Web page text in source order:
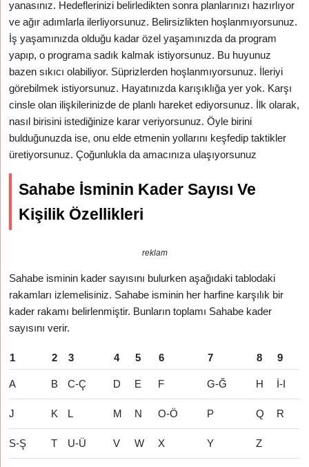
yanasınız. Hedeflerinizi belirledikten sonra planlarınızı hazırlıyor
ve ağır adımlarla ilerliyorsunuz. Belirsizlikten hoşlanmıyorsunuz.
İş yaşamınızda olduğu kadar özel yaşamınızda da program
yapıp, o programa sadık kalmak istiyorsunuz. Bu huyunuz
bazen sıkıcı olabiliyor. Süprizlerden hoşlanmıyorsunuz. İleriyi
görebilmek istiyorsunuz. Hayatınızda karışıklığa yer yok. Karşı
cinsle olan ilişkilerinizde de planlı hareket ediyorsunuz. İlk olarak,
nasıl birisini istediğinize karar veriyorsunuz. Öyle birini
bulduğunuzda ise, onu elde etmenin yollarını keşfedip taktikler
üretiyorsunuz. Çoğunlukla da amacınıza ulaşıyorsunuz
Sahabe İsminin Kader Sayısı Ve
Kişilik Özellikleri
reklam
Sahabe isminin kader sayısını bulurken aşağıdaki tablodaki
rakamları izlemelisiniz. Sahabe isminin her harfine karşılık bir
kader rakamı belirlenmiştir. Bunların toplamı Sahabe kader
sayısını verir.
1 2 3 4 5 6 7 8 9
A B C-Ç D E F G-Ğ H İ-I
J K L M N O-Ö P Q R
S-Ş T U-Ü V W X Y Z